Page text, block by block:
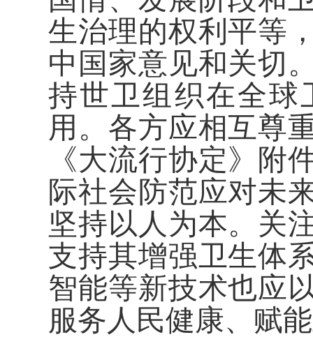
生治理的权利平等
中国家意见和关切
持世卫组织在全球
用。各方应相互尊
《大流行协定》附
际社会防范应对未
坚持以人为本。关
支持其增强卫生体
智能等新技术也应
服务人民健康、赋